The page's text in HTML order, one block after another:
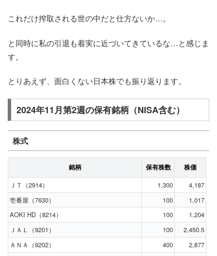
これだけ搾取される世の中だと仕方ないか…。
と同時に私の引退も着実に近づいてきているな…と感じま
す。
とりあえず、面白くない日本株でも振り返ります。
2024年11月第2週の保有銘柄（NISA含む）
株式
銘柄 保有株数 株価
ＪＴ（2914） 1,300
4,187
壱番屋（7630）
100
1,017
AOKI HD（8214）
100
1,204
ＪＡＬ（9201）
100
2,450.5
ＡＮＡ（9202）
400
2,877